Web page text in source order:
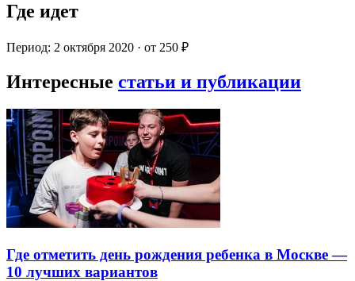
Где идет
Период: 2 октября 2020 · от 250 ₽
Интересные статьи и публикации
Где отметить день рождения ребенка в Москве —
10 лучших вариантов